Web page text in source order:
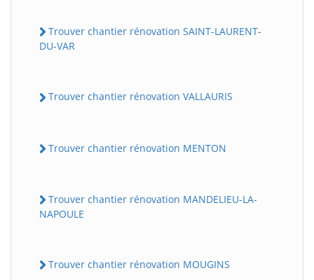
Trouver chantier rénovation SAINT-LAURENT-
DU-VAR
Trouver chantier rénovation VALLAURIS
Trouver chantier rénovation MENTON
Trouver chantier rénovation MANDELIEU-LA-
NAPOULE
Trouver chantier rénovation MOUGINS